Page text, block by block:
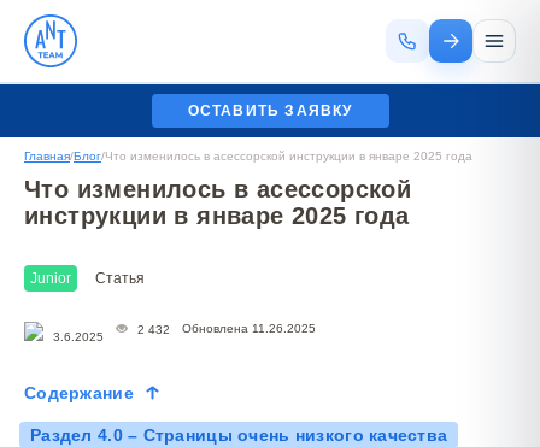
ОСТАВИТЬ ЗАЯВКУ
Главная/Блог/Что изменилось в асессорской инструкции в январе 2025 года
Что изменилось в асессорской
инструкции в январе 2025 года
Junior Статья
3.6.2025
2 432 Обновлена 11.26.2025
Содержание
Раздел 4.0 – Страницы очень низкого качества